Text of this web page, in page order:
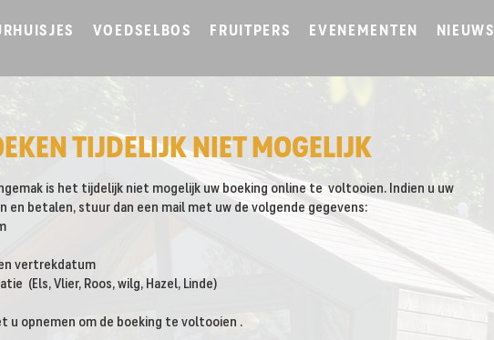
VOEDSELBOS FRUITPERS EVENEMENTEN NIEUWS
TIJDELIJK NIET MOGELIJK
is het tijdelijk niet mogelijk uw boeking online te voltooien. Indien u uw
en betalen, stuur dan een mail met uw de volgende gegevens:
vertrekdatum
(Els, Vlier, Roos, wilg, Hazel, Linde)
u opnemen om de boeking te voltooien ​.